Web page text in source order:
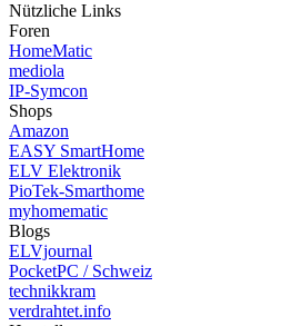
Nützliche Links
Foren
HomeMatic
mediola
IP-Symcon
Shops
Amazon
EASY SmartHome
ELV Elektronik
PioTek-Smarthome
myhomematic
Blogs
ELVjournal
PocketPC / Schweiz
technikkram
verdrahtet.info